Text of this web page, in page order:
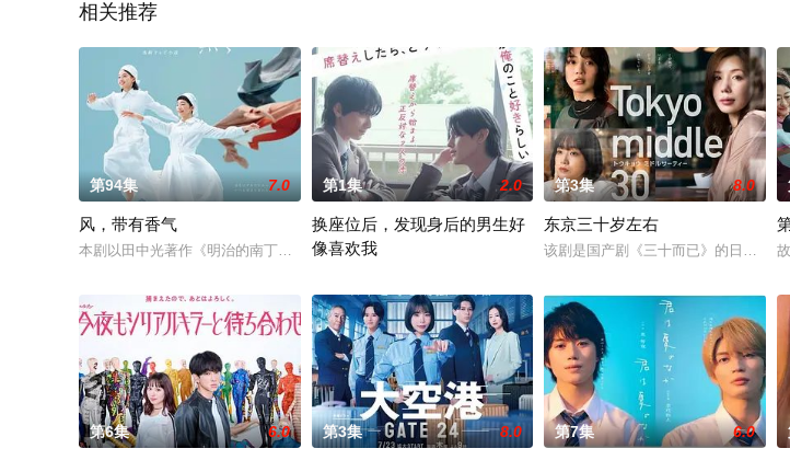
相关推荐
第94集 7.0
风，带有香气
本剧以田中光著作《明治的南丁格尔 大关和物语》为原案，取材自日本首位专业女护士大关和与铃木雅的真实经
第1集 2.0
换座位后，发现身后的男生好
像喜欢我
第3集 8.0
东京三十岁左右
该剧是国产剧《三十而已》的日本翻
第6集 6.0 第3集 8.0 第7集 6.0